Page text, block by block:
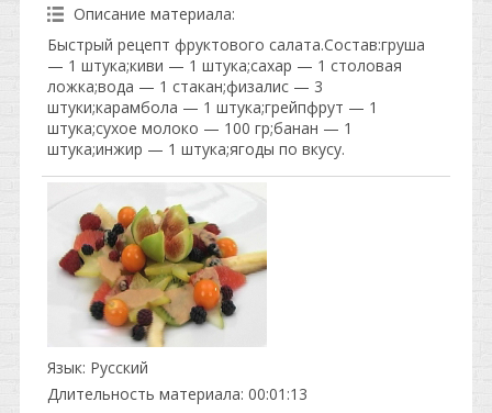
Описание материала:
Быстрый рецепт фруктового салата.Состав:груша
— 1 штука;киви — 1 штука;сахар — 1 столовая
ложка;вода — 1 стакан;физалис — 3
штуки;карамбола — 1 штука;грейпфрут — 1
штука;сухое молоко — 100 гр;банан — 1
штука;инжир — 1 штука;ягоды по вкусу.
Язык: Русский
Длительность материала: 00:01:13